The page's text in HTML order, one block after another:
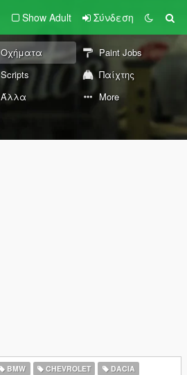
Show Adult Σύνδεση
Οχήματα
Paint Jobs
Scripts
Παίχτης
Άλλα More
BMW CHEVROLET
DACIA